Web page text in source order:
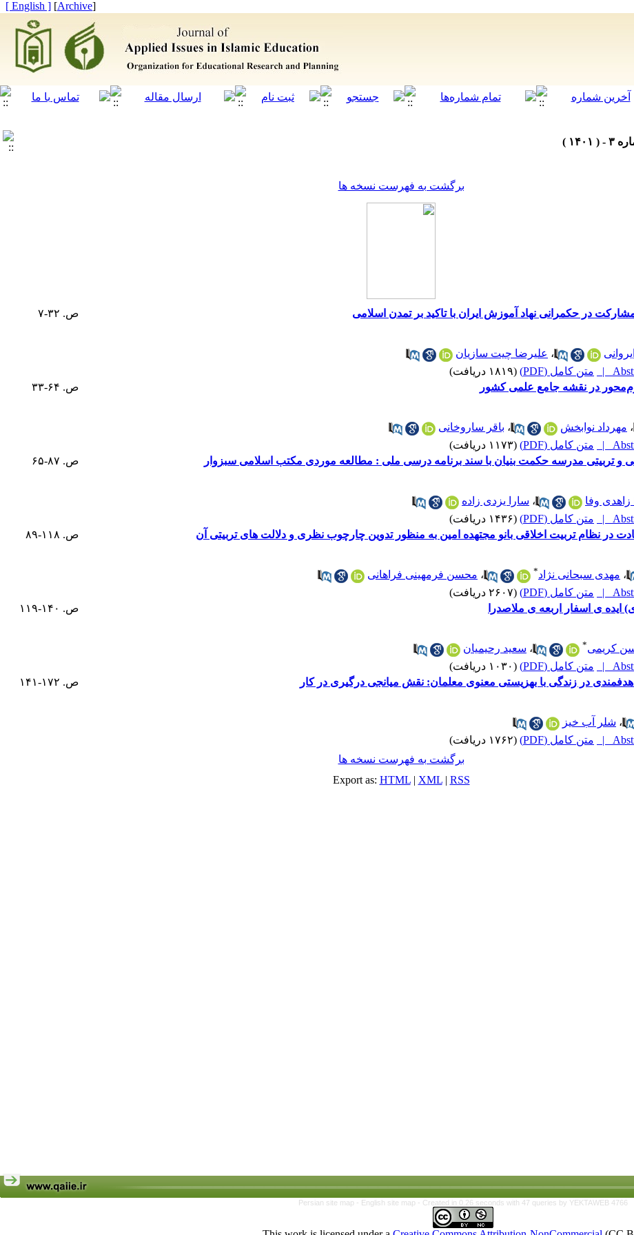
[
Archive
]
[ English ]
برگشت به فهرست نسخه ها
در حکمرانی نهاد آموزش ایران با تاکید بر تمدن اسلامی
ص. ۳۲-۷
، علیرضا چیت سازیان
متن کامل (PDF)
(۱۸۱۹ دریافت)
در نقشه جامع علمی کشور
ص. ۶۴-۳۳
، مهرداد نوابخش ، باقر ساروخانی
متن کامل (PDF)
(۱۱۷۳ دریافت)
و تربیتی مدرسه حکمت بنیان با سند برنامه درسی ملی : مطالعه موردی مکتب اسلامی سبزوار
ص. ۸۷-۶۵
زاهدی وفا ، سارا یزدی زاده
متن کامل (PDF)
(۱۴۳۶ دریافت)
در نظام تربیت اخلاقی بانو مجتهده امین به منظور تدوین چارچوب نظری و دلالت های تربیتی آن
ص. ۱۱۸-۸۹
، مهدی سبحانی نژاد* ، محسن فرمهینی فراهانی
متن کامل (PDF)
(۲۶۰۷ دریافت)
ایده ی اسفار اربعه ی ملاصدرا
ص. ۱۴۰-۱۱۹
کریمی* ، سعید رحیمیان
متن کامل (PDF)
(۱۰۳۰ دریافت)
در زندگی با بهزیستی معنوی معلمان: نقش میانجی درگیری در کار
ص. ۱۷۲-۱۴۱
، شلر آب خیز
متن کامل (PDF)
(۱۷۶۲ دریافت)
برگشت به فهرست نسخه ها
Export as: HTML| XML| RSS
Persian site map - English site map - Created in 0.26 seconds with 47 queries by YEKTAWEB 4766